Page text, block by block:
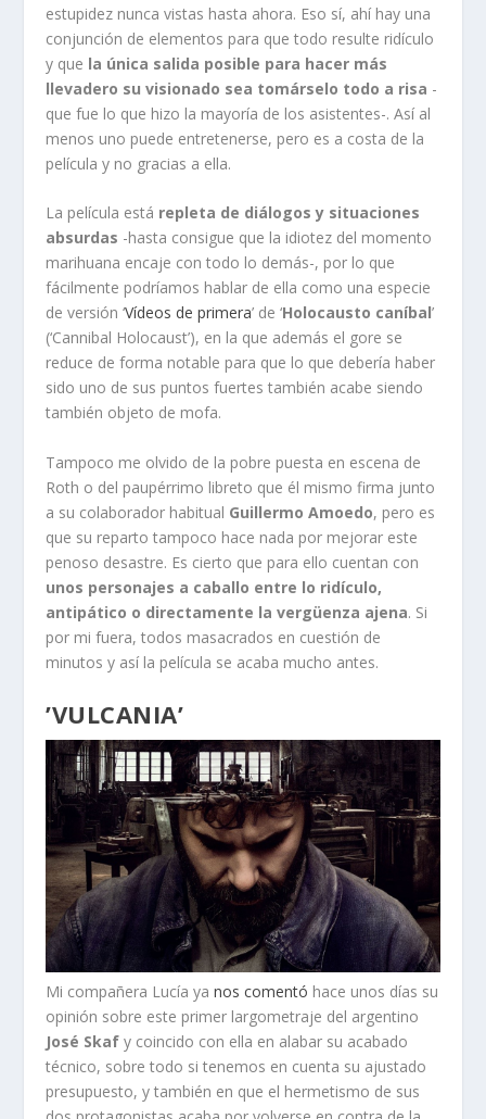
estupidez nunca vistas hasta ahora. Eso sí, ahí hay una
conjunción de elementos para que todo resulte ridículo
y que la única salida posible para hacer más
llevadero su visionado sea tomárselo todo a risa -
que fue lo que hizo la mayoría de los asistentes-. Así al
menos uno puede entretenerse, pero es a costa de la
película y no gracias a ella.
La película está repleta de diálogos y situaciones
absurdas -hasta consigue que la idiotez del momento
marihuana encaje con todo lo demás-, por lo que
fácilmente podríamos hablar de ella como una especie
de versión ‘Vídeos de primera’ de ‘Holocausto caníbal’
(‘Cannibal Holocaust’), en la que además el gore se
reduce de forma notable para que lo que debería haber
sido uno de sus puntos fuertes también acabe siendo
también objeto de mofa.
Tampoco me olvido de la pobre puesta en escena de
Roth o del paupérrimo libreto que él mismo firma junto
a su colaborador habitual Guillermo Amoedo, pero es
que su reparto tampoco hace nada por mejorar este
penoso desastre. Es cierto que para ello cuentan con
unos personajes a caballo entre lo ridículo,
antipático o directamente la vergüenza ajena. Si
por mi fuera, todos masacrados en cuestión de
minutos y así la película se acaba mucho antes.
’VULCANIA’
Mi compañera Lucía yanos comentó hace unos días su
opinión sobre este primer largometraje del argentino
José Skaf y coincido con ella en alabar su acabado
técnico, sobre todo si tenemos en cuenta su ajustado
presupuesto, y también en que el hermetismo de sus